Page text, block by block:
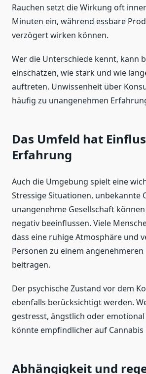
Rauchen setzt die Wirkung oft
Minuten ein, während essbare
verzögert wirken können.
Wer die Unterschiede kennt, kann
einschätzen, wie stark und wie
auftreten. Unwissenheit über
häufig zu unangenehmen
Das Umfeld hat
Erfahrung
Auch die Umgebung spielt eine
Stressige Situationen, unbekannte
unangenehme Gesellschaft
negativ beeinflussen. Viele
dass eine ruhige Atmosphäre und
Personen zu einem angenehmeren
beitragen.
Der psychische Zustand vor dem
ebenfalls berücksichtigt werden.
gestresst, ängstlich oder
könnte empfindlicher auf Cannabis
Abhängigkeit und